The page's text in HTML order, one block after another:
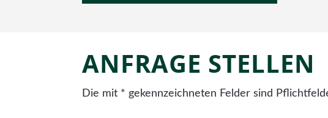
ANFRAGE STELLEN
Die mit * gekennzeichneten Felder sind